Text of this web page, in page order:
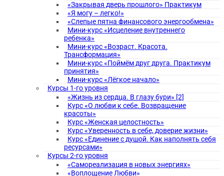
«Закрывая дверь прошлого» Практикум
«Я могу – легко!»
«Слепые пятна финансового энергообмена»
Мини-курс «Исцеление внутреннего
ребенка»
Мини-курс «Возраст. Красота.
Трансформация»
Мини-курс «Поймём друг друга. Практикум
принятия»
Мини-курс «Лёгкое начало»
Курсы 1-го уровня
«Жизнь из сердца. В глазу бури» [2]
Курс «О любви к себе. Возвращение
красоты»
Курс «Женская целостность»
Курс «Уверенность в себе, доверие жизни»
Курс «Единение с душой. Как наполнять себя
ресурсами»
Курсы 2-го уровня
«Самореализация в новых энергиях»
«Воплощение Любви»